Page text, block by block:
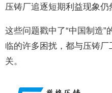
压铸厂追逐短期利益现象仍
这些问题戳中了“中国制造
临的许多困扰，都与压铸
关。